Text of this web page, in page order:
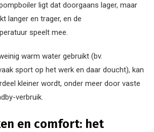
ligt dat doorgaans lager, maar
langer en trager, en de
speelt mee.
warm water gebruikt (bv.
sport op het werk en daar doucht), kan
kleiner wordt, onder meer door vaste
verbruik.
en comfort: het